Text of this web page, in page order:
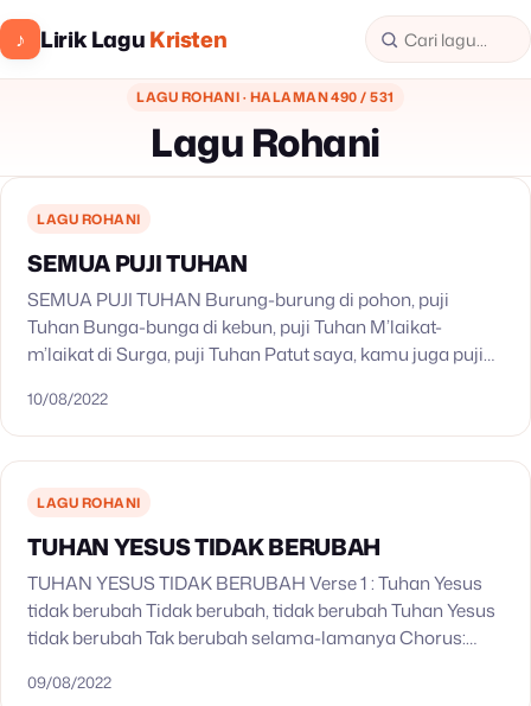
♪ Lirik LaguKristen
LAGU ROHANI · HALAMAN 490 / 531
Lagu Rohani
LAGU ROHANI
SEMUA PUJI TUHAN
SEMUA PUJI TUHAN Burung-burung di pohon, puji
Tuhan Bunga-bunga di kebun, puji Tuhan M’laikat-
m’laikat di Surga, puji Tuhan Patut saya, kamu juga puji
10/08/2022
LAGU ROHANI
TUHAN YESUS TIDAK BERUBAH
TUHAN YESUS TIDAK BERUBAH Verse 1 : Tuhan Yesus
tidak berubah Tidak berubah, tidak berubah Tuhan Yesus
tidak berubah Tak berubah selama-lamanya Chorus:
haleluya Verse 2:…
09/08/2022